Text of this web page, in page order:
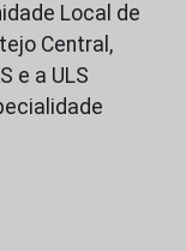
Local de
Central,
e a ULS